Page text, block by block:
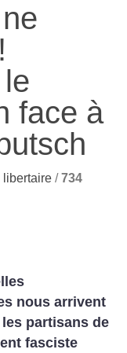
!
face à
libertaire /734
nous arrivent
partisans de
fasciste